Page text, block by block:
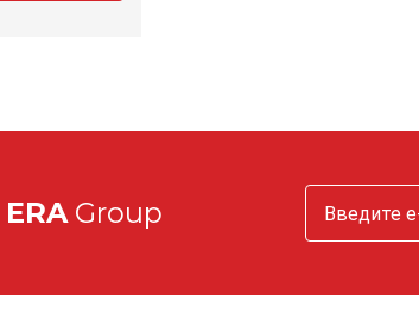
ERAGroup